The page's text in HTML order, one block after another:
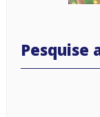
Pesquise